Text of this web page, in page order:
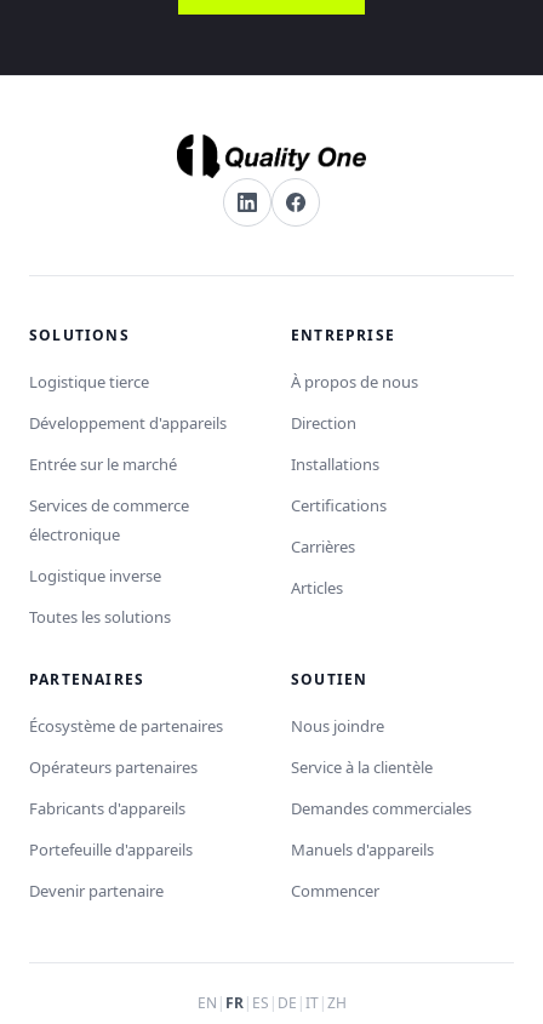
SOLUTIONS
Logistique tierce
Développement d'appareils
Entrée sur le marché
Services de commerce
électronique
Logistique inverse
Toutes les solutions
ENTREPRISE
À propos de nous
Direction
Installations
Certifications
Carrières
Articles
PARTENAIRES
Écosystème de partenaires
Opérateurs partenaires
Fabricants d'appareils
Portefeuille d'appareils
Devenir partenaire
SOUTIEN
Nous joindre
Service à la clientèle
Demandes commerciales
Manuels d'appareils
Commencer
EN | FR| ES | DE |IT|ZH